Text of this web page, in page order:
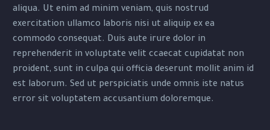
aliqua. Ut enim ad minim veniam, quis nostrud
exercitation ullamco laboris nisi ut aliquip ex ea
commodo consequat. Duis aute irure dolor in
reprehenderit in voluptate velit ccaecat cupidatat non
proident, sunt in culpa qui officia deserunt mollit anim id
est laborum. Sed ut perspiciatis unde omnis iste natus
error sit voluptatem accusantium doloremque.